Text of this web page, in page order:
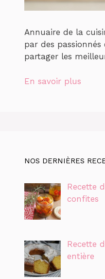
Annuaire de la
par des
partager les
En savoir plus
NOS DERNIÈRES
Recette
confites
Recette
entière